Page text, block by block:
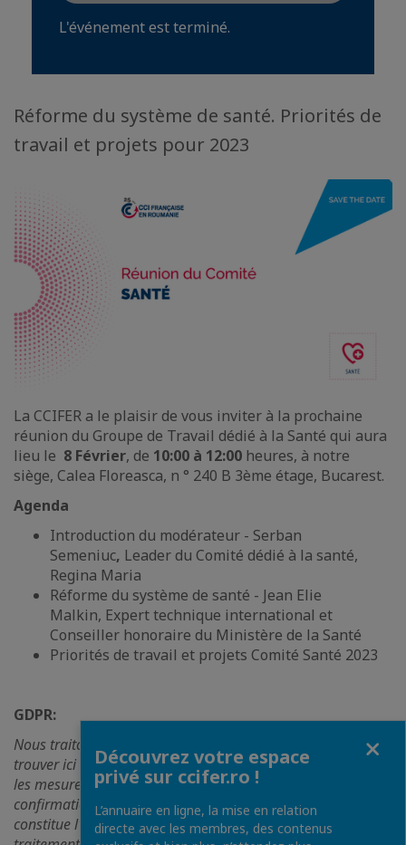
L'événement est terminé.
Réforme du système de santé. Priorités de
travail et projets pour 2023
La CCIFER a le plaisir de vous inviter à la prochaine
réunion du Groupe de Travail dédié à la Santé qui aura
lieu le 8 Février, de 10:00 à 12:00 heures, à notre
siège, Calea Floreasca, n ° 240 B 3ème étage, Bucarest.
Agenda
Introduction du modérateur - Serban
Semeniuc, Leader du Comité dédié à la santé,
Regina Maria
Réforme du système de santé - Jean Elie
Malkin, Expert technique international et
Conseiller honoraire du Ministère de la Santé
Priorités de travail et projets Comité Santé 2023
GDPR:
Nous traitons les données de manière responsable, veuillez
trouver ici des détails sur la façon dont elles sont traitées et
les mesures de protection de la confidentialité. La
confirmation de votre participation à cet événement
constitue l'expression d'un accord pour un éventuel
Découvrez votre espace
privé sur ccifer.ro !
L’annuaire en ligne, la mise en relation
directe avec les membres, des contenus